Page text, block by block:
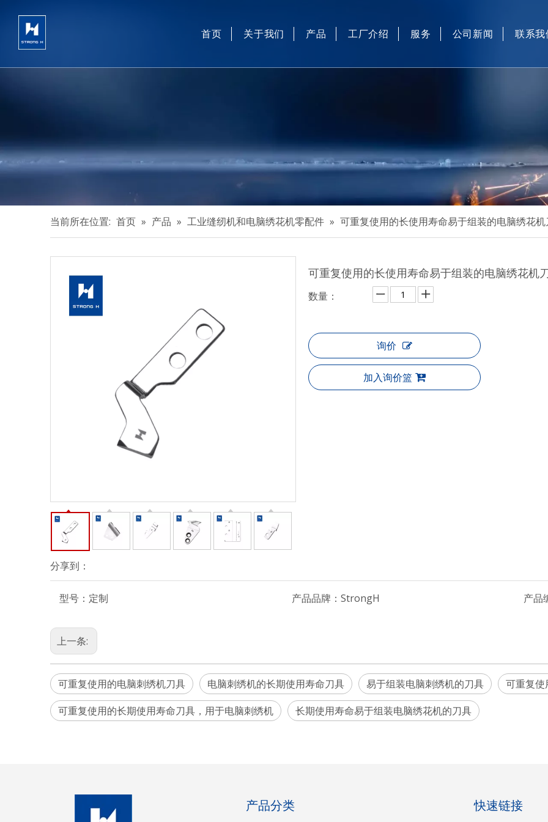
首页 关于我们 产品
精密翅片刀坯、高精度圆刀和硅溶胶精密铸造
工厂介绍 服务 公司新闻 联系我
当前所在位置: 首页 » 产品 » 工业缝纫机和电脑绣花机零配件 » 可重复使用的长使用寿命易于组装的电脑绣花
分享到：
可重复使用的长使用寿命易于组装的电脑绣花机
数量：
询价
加入询价篮
型号： 定制 产品品牌： StrongH 产品
上一条:
可重复使用的电脑刺绣机刀具 电脑刺绣机的长期使用寿命刀具 易于组装电脑刺绣机的刀具
可重复使
可重复使用的长期使用寿命刀具，用于电脑刺绣机
长期使用寿命易于组装电脑绣花机的刀具
产品分类 快速链接